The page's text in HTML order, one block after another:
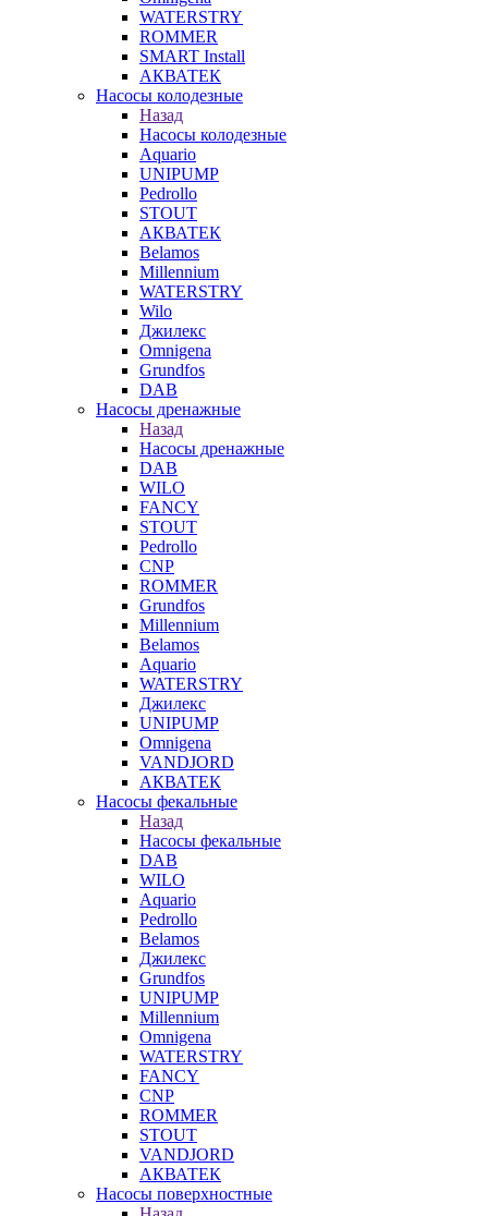
WATERSTRY
ROMMER
SMART Install
АКВАТЕК
Насосы колодезные
Назад
Насосы колодезные
Aquario
UNIPUMP
Pedrollo
STOUT
АКВАТЕК
Belamos
Millennium
WATERSTRY
Wilo
Джилекс
Omnigena
Grundfos
DAB
Насосы дренажные
Назад
Насосы дренажные
DAB
WILO
FANCY
STOUT
Pedrollo
CNP
ROMMER
Grundfos
Millennium
Belamos
Aquario
WATERSTRY
Джилекс
UNIPUMP
Omnigena
VANDJORD
АКВАТЕК
Насосы фекальные
Назад
Насосы фекальные
DAB
WILO
Aquario
Pedrollo
Belamos
Джилекс
Grundfos
UNIPUMP
Millennium
Omnigena
WATERSTRY
FANCY
CNP
ROMMER
STOUT
VANDJORD
АКВАТЕК
Насосы поверхностные